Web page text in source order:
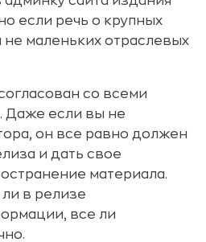
если речь о крупных
не маленьких отраслевых
со всеми
Даже если вы не
он все равно должен
и дать свое
материала.
в релизе
все ли